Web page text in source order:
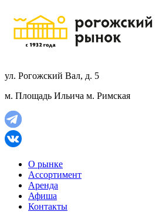
ул. Рогожский Вал, д. 5
м. Площадь Ильича м. Римская
О рынке
Ассортимент
Аренда
Афиша
Контакты